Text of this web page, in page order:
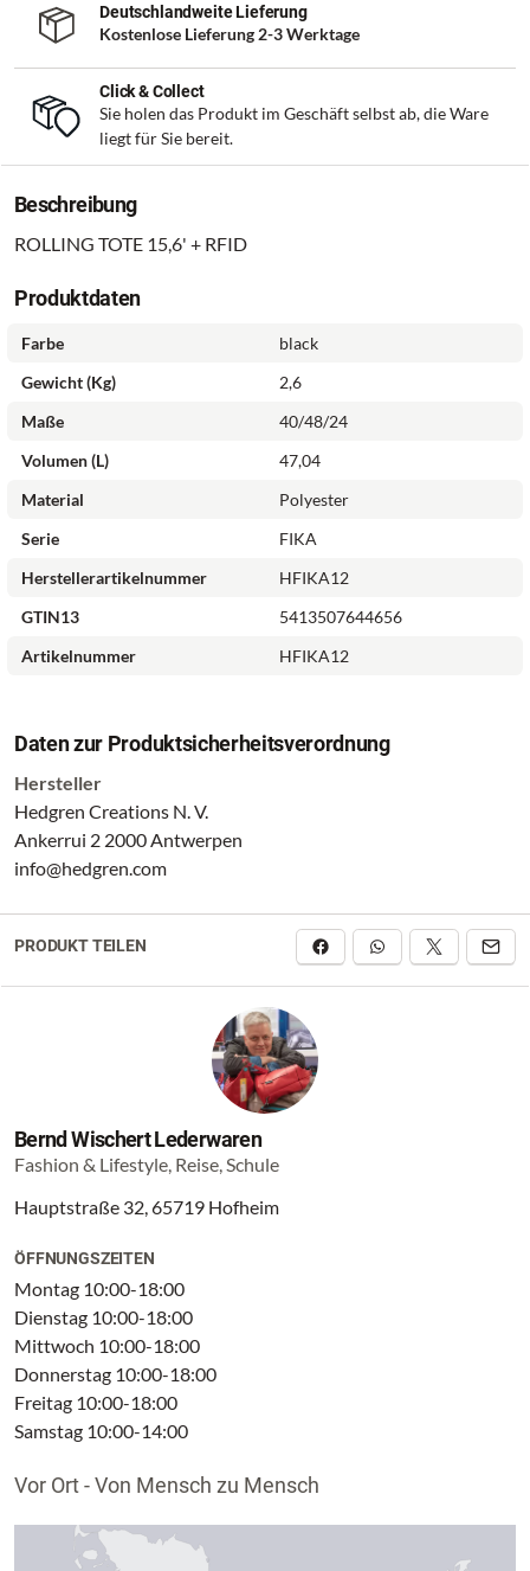
Deutschlandweite Lieferung
Kostenlose Lieferung 2-3 Werktage
Click & Collect
Sie holen das Produkt im Geschäft selbst ab, die Ware
liegt für Sie bereit.
Beschreibung
ROLLING TOTE 15,6' + RFID
Produktdaten
Farbe
black
Gewicht (kg)
2,6
Maße
40/48/24
Volumen (l)
47,04
Material
Polyester
Serie
FIKA
Herstellerartikelnummer
HFIKA12
GTIN13
5413507644656
Artikelnummer
HFIKA12
Daten zur Produktsicherheitsverordnung
Hersteller
Hedgren Creations N. V.
Ankerrui 2 2000 Antwerpen
info@hedgren.com
PRODUKT TEILEN
Bernd Wischert Lederwaren
Fashion & Lifestyle, Reise, Schule
Hauptstraße 32, 65719 Hofheim
ÖFFNUNGSZEITEN
Montag 10:00-18:00
Dienstag 10:00-18:00
Mittwoch 10:00-18:00
Donnerstag 10:00-18:00
Freitag 10:00-18:00
Samstag 10:00-14:00
Vor Ort - Von Mensch zu Mensch